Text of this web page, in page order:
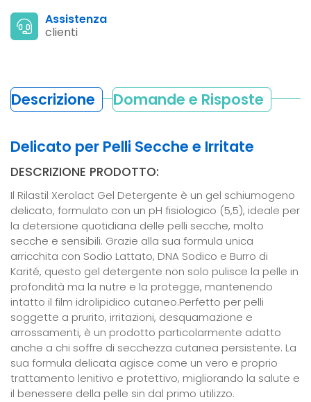
Assistenza
clienti
Descrizione Domande e Risposte
Delicato per Pelli Secche e Irritate
DESCRIZIONE PRODOTTO:
Il Rilastil Xerolact Gel Detergente è un gel schiumogeno
delicato, formulato con un pH fisiologico (5,5), ideale per
la detersione quotidiana delle pelli secche, molto
secche e sensibili. Grazie alla sua formula unica
arricchita con Sodio Lattato, DNA Sodico e Burro di
Karité, questo gel detergente non solo pulisce la pelle in
profondità ma la nutre e la protegge, mantenendo
intatto il film idrolipidico cutaneo.Perfetto per pelli
soggette a prurito, irritazioni, desquamazione e
arrossamenti, è un prodotto particolarmente adatto
anche a chi soffre di secchezza cutanea persistente. La
sua formula delicata agisce come un vero e proprio
trattamento lenitivo e protettivo, migliorando la salute e
il benessere della pelle sin dal primo utilizzo.